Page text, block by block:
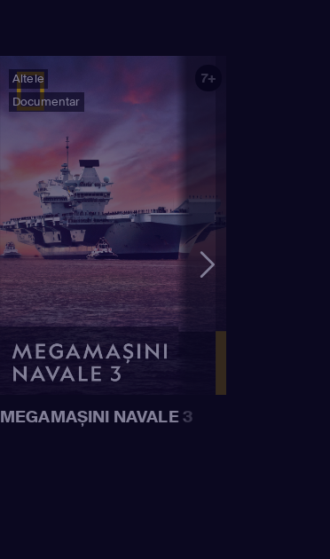
Altele
Documentar
7+
MEGAMAȘINI NAVALE 3